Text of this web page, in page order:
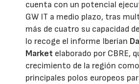
cuenta con un potencial
GW IT a medio plazo, tras
más de cuatro su capacidad
lo recoge el informe Iberian
Market elaborado por CBRE,
crecimiento de la región
principales polos europeos